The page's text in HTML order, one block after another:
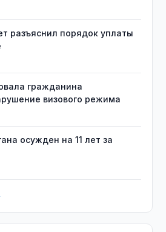
разъяснил порядок уплаты
гражданина
визового режима
осужден на 11 лет за